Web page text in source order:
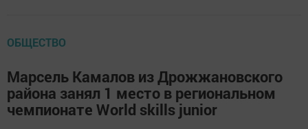
ОБЩЕСТВО
Марсель Камалов из Дрожжановского
района занял 1 место в региональном
чемпионате World skills junior